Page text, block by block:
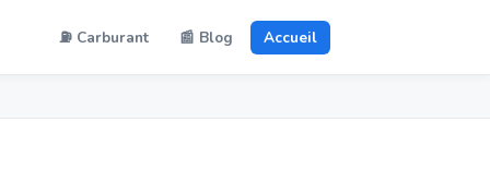
⛽ Carburant 📰 Blog Accueil